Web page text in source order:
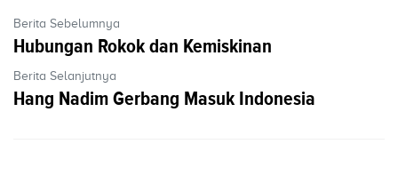
Berita Sebelumnya
Hubungan Rokok dan Kemiskinan
Berita Selanjutnya
Hang Nadim Gerbang Masuk Indonesia